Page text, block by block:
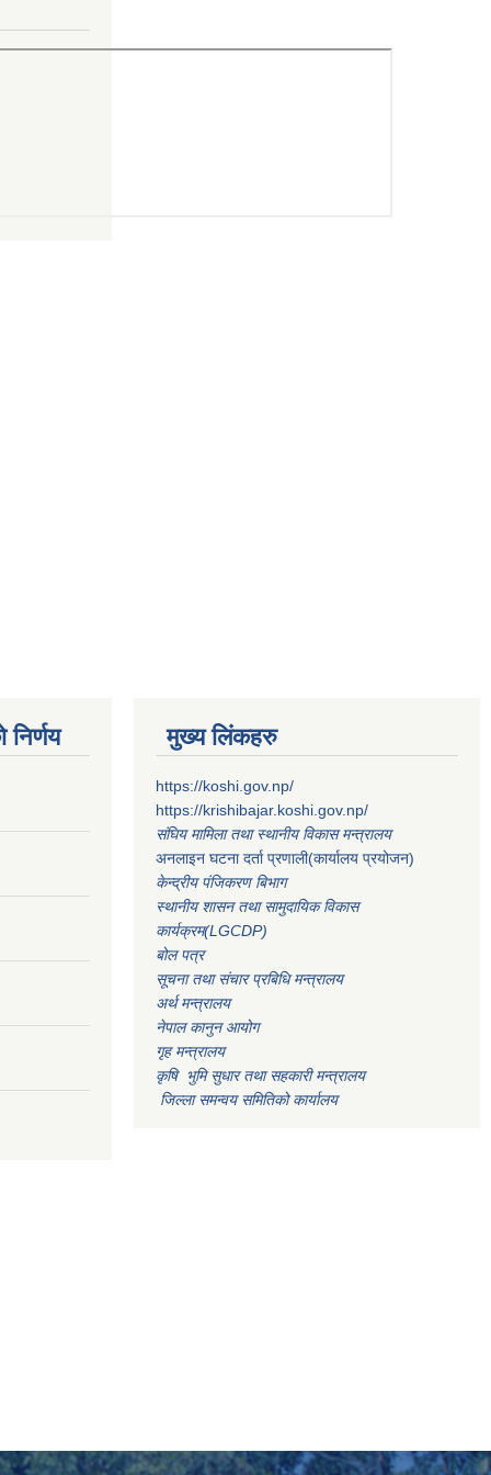
निर्णय मुख्य लिंकहरु
https://koshi.gov.np/
https://krishibajar.koshi.gov.np/
संघिय मामिला तथा स्थानीय विकास मन्त्रालय
अनलाइन घटना दर्ता प्रणाली(कार्यालय प्रयोजन)
केन्द्रीय पंजिकरण बिभाग
स्थानीय शासन तथा सामुदायिक विकास
कार्यक्रम(LGCDP)
बोल पत्र
सूचना तथा संचार प्रबिधि मन्त्रालय
अर्थ मन्त्रालय
नेपाल कानुन आयोग
गृह मन्त्रालय
कृषि भुमि सुधार तथा सहकारी मन्त्रालय
जिल्ला समन्वय समितिको कार्यालय